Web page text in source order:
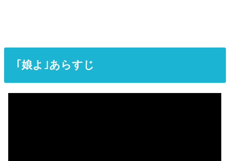
｢娘よ｣あらすじ